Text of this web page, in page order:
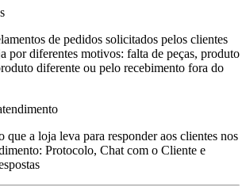
de pedidos solicitados pelos clientes
por diferentes motivos: falta de peças, produto
diferente ou pelo recebimento fora do
que a loja leva para responder aos clientes nos
Protocolo, Chat com o Cliente e